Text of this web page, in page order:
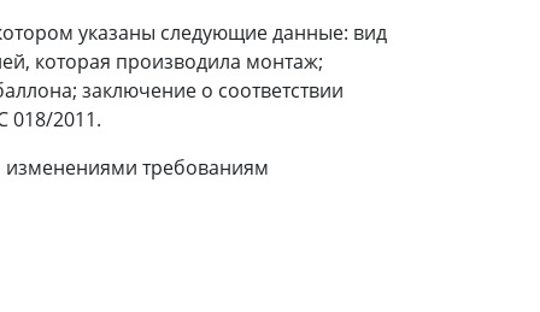
указаны следующие данные: вид
которая производила монтаж;
заключение о соответствии
018/2011.
изменениями требованиям